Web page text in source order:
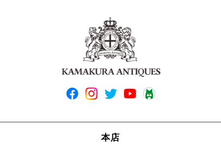
本店